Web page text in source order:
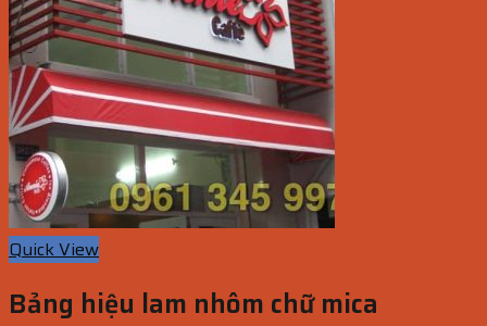
Quick View
Bảng hiệu lam nhôm chữ mica